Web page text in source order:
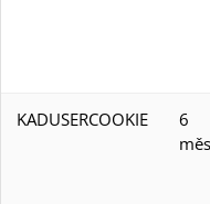
KADUSERCOOKIE
6